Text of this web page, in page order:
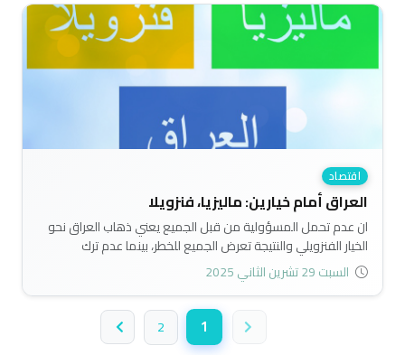
اقتصاد
العراق أمام خيارين: ماليزيا، فنزويلا
ان عدم تحمل المسؤولية من قبل الجميع يعني ذهاب العراق نحو
الخيار الفنزويلي والنتيجة تعرض الجميع للخطر، بينما عدم ترك
المسؤولية يعني تحسين اداء البلاد بشكل عام والاقتصاد بشكل
خاص وتجنب المخاطر..
السبت 29 تشرين الثاني 2025
1
(الصفحة الحالية)
2